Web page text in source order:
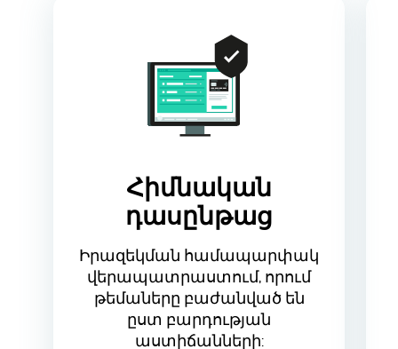
Հիմնական
դասընթաց
Իրազեկման համապարփակ
վերապատրաստում, որում
թեմաները բաժանված են
ըստ բարդության
աստիճանների: